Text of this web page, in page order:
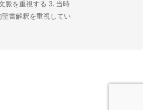
脈を重視する 3. 当時
書解釈を重視してい